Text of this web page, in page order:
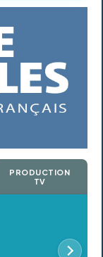
PRODUCTION
TV